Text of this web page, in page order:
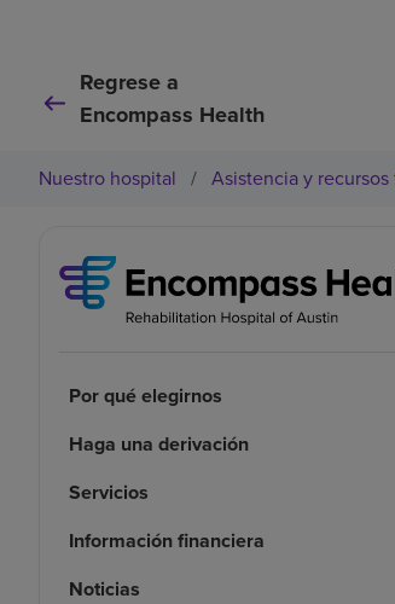
Regrese a
Encompass Health
Nuestro hospital / Asistencia y
Por qué elegirnos
Haga una derivación
Servicios
Información financiera
Noticias